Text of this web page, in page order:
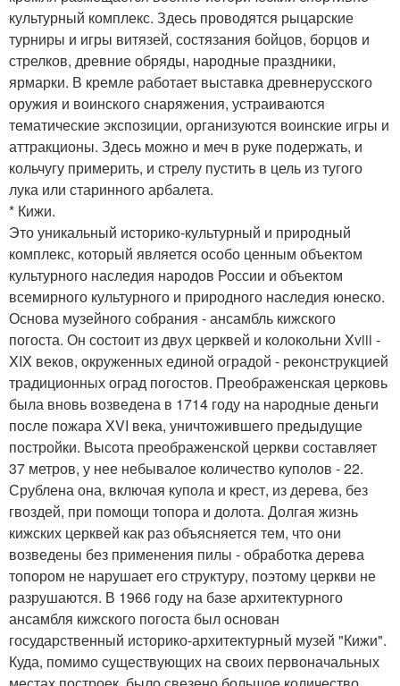
культурный комплекс. Здесь проводятся рыцарские
турниры и игры витязей, состязания бойцов, борцов и
стрелков, древние обряды, народные праздники,
ярмарки. В кремле работает выставка древнерусского
оружия и воинского снаряжения, устраиваются
тематические экспозиции, организуются воинские игры и
аттракционы. Здесь можно и меч в руке подержать, и
кольчугу примерить, и стрелу пустить в цель из тугого
лука или старинного арбалета.
* Кижи.
Это уникальный историко-культурный и природный
комплекс, который является особо ценным объектом
культурного наследия народов России и объектом
всемирного культурного и природного наследия юнеско.
Основа музейного собрания - ансамбль кижского
погоста. Он состоит из двух церквей и колокольни Xviii -
XIX веков, окруженных единой оградой - реконструкцией
традиционных оград погостов. Преображенская церковь
была вновь возведена в 1714 году на народные деньги
после пожара XVI века, уничтожившего предыдущие
постройки. Высота преображенской церкви составляет
37 метров, у нее небывалое количество куполов - 22.
Срублена она, включая купола и крест, из дерева, без
гвоздей, при помощи топора и долота. Долгая жизнь
кижских церквей как раз объясняется тем, что они
возведены без применения пилы - обработка дерева
топором не нарушает его структуру, поэтому церкви не
разрушаются. В 1966 году на базе архитектурного
ансамбля кижского погоста был основан
государственный историко-архитектурный музей "Кижи".
Куда, помимо существующих на своих первоначальных